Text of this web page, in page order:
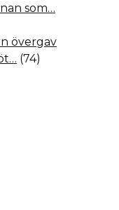
som…
övergav
(74)